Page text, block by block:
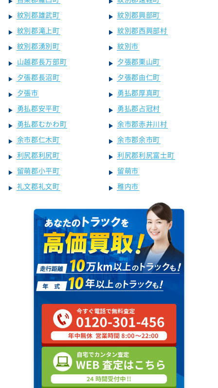
紋別郡雄武町
紋別郡興部町
紋別郡滝上町
紋別郡西興部村
紋別郡湧別町
紋別市
山越郡長万部町
夕張郡栗山町
夕張郡長沼町
夕張郡由仁町
夕張市
勇払郡厚真町
勇払郡安平町
勇払郡占冠村
勇払郡むかわ町
余市郡赤井川村
余市郡仁木町
余市郡余市町
利尻郡利尻町
利尻郡利尻富士町
留萌郡小平町
留萌市
礼文郡礼文町
稚内市